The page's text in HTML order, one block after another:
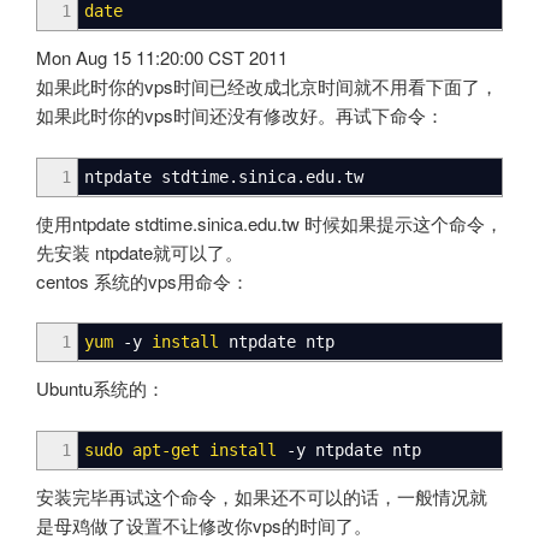
1 date
Mon Aug 15 11:20:00 CST 2011
如果此时你的vps时间已经改成北京时间就不用看下面了，
如果此时你的vps时间还没有修改好。再试下命令：
1 ntpdate stdtime.sinica.edu.tw
使用ntpdate stdtime.sinica.edu.tw 时候如果提示这个命令，
先安装 ntpdate就可以了。
centos 系统的vps用命令：
1 yum -y install ntpdate ntp
Ubuntu系统的：
1 sudo apt-get install -y ntpdate ntp
安装完毕再试这个命令，如果还不可以的话，一般情况就
是母鸡做了设置不让修改你vps的时间了。